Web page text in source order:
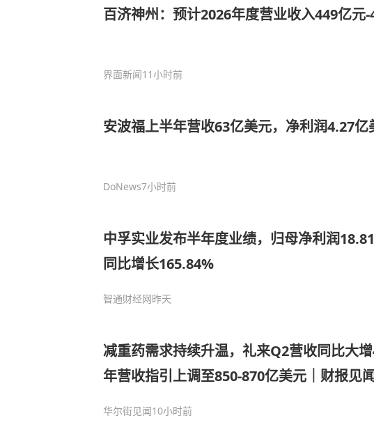
百济神州：预计2026年度营业收入449亿元
界面新闻11小时前
安波福上半年营收63亿美元，净利润4.27亿
DoNews7小时前
中孚实业发布半年度业绩，归母净利润18.81
同比增长165.84%
智通财经网昨天
减重药需求持续升温，礼来Q2营收同比大
年营收指引上调至850-870亿美元｜财报见闻
华尔街见闻10小时前